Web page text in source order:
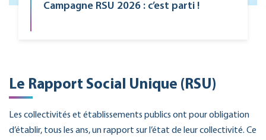
Campagne RSU 2026 : c’est parti !
Le Rapport Social Unique (RSU)
Les collectivités et établissements publics ont pour obligation
d’établir, tous les ans, un rapport sur l’état de leur collectivité. Ce